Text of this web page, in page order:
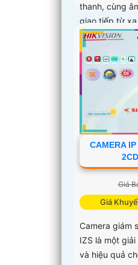
thanh, cùng
giao tiếp từ xa
CAMERA
Giá
Giá
Camera giám
IZS là một
và hiệu quả